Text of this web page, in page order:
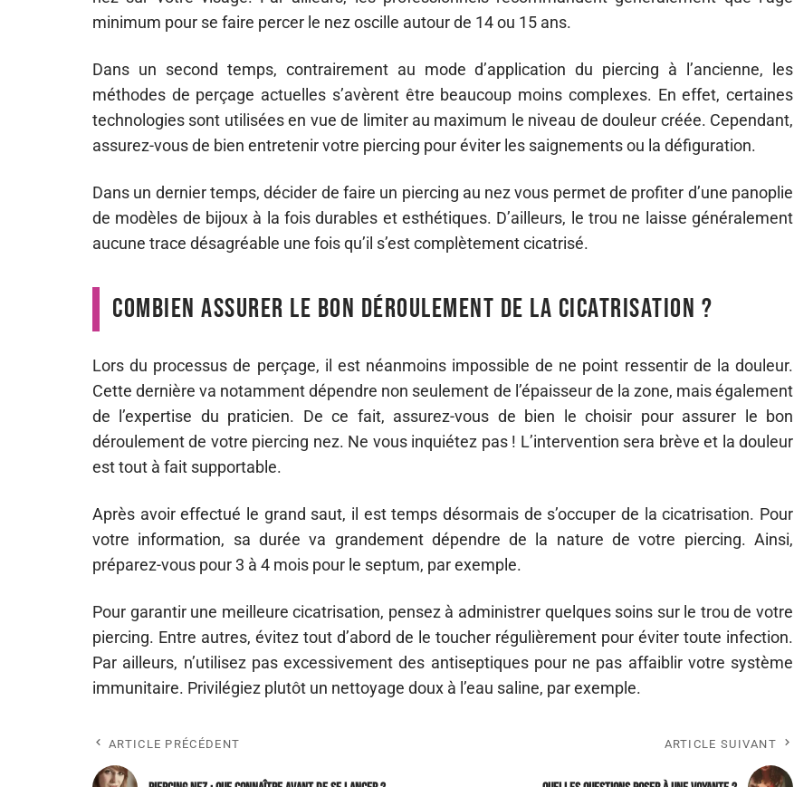
minimum pour se faire percer le nez oscille autour de 14 ou 15 ans.
Dans un second temps, contrairement au mode d’application du piercing à l’ancienne, les
méthodes de perçage actuelles s’avèrent être beaucoup moins complexes. En effet, certaines
technologies sont utilisées en vue de limiter au maximum le niveau de douleur créée. Cependant,
assurez-vous de bien entretenir votre piercing pour éviter les saignements ou la défiguration.
Dans un dernier temps, décider de faire un piercing au nez vous permet de profiter d’une panoplie
de modèles de bijoux à la fois durables et esthétiques. D’ailleurs, le trou ne laisse généralement
aucune trace désagréable une fois qu’il s’est complètement cicatrisé.
Combien assurer le bon déroulement de la cicatrisation ?
Lors du processus de perçage, il est néanmoins impossible de ne point ressentir de la douleur.
Cette dernière va notamment dépendre non seulement de l’épaisseur de la zone, mais également
de l’expertise du praticien. De ce fait, assurez-vous de bien le choisir pour assurer le bon
déroulement de votre piercing nez. Ne vous inquiétez pas ! L’intervention sera brève et la douleur
est tout à fait supportable.
Après avoir effectué le grand saut, il est temps désormais de s’occuper de la cicatrisation. Pour
votre information, sa durée va grandement dépendre de la nature de votre piercing. Ainsi,
préparez-vous pour 3 à 4 mois pour le septum, par exemple.
Pour garantir une meilleure cicatrisation, pensez à administrer quelques soins sur le trou de votre
piercing. Entre autres, évitez tout d’abord de le toucher régulièrement pour éviter toute infection.
Par ailleurs, n’utilisez pas excessivement des antiseptiques pour ne pas affaiblir votre système
immunitaire. Privilégiez plutôt un nettoyage doux à l’eau saline, par exemple.
ARTICLE PRÉCÉDENT ARTICLE SUIVANT